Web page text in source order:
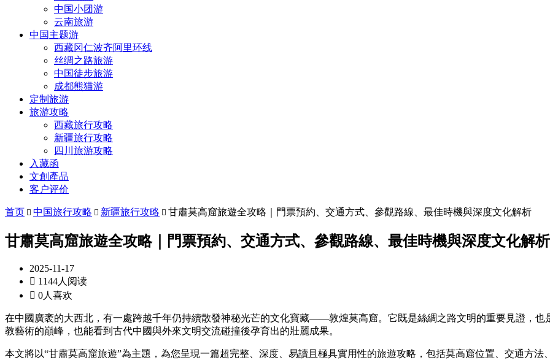
中国小团游
云南旅游
中国主题游
西藏冈仁波齐阿里环线
丝绸之路旅游
中国徒步旅游
成都熊猫游
定制旅游
旅游攻略
西藏旅行攻略
新疆旅行攻略
四川旅游攻略
入藏函
文創產品
客户评价
首页  中国旅行攻略  新疆旅行攻略  甘肅莫高窟旅遊全攻略｜門票預約、交通方式、參觀路線、最佳時機與深度文化解析
甘肅莫高窟旅遊全攻略｜門票預約、交通方式、參觀路線、最佳時機與深度文化解析
2025-11-17
 1144人阅读
 0人喜欢
在中國廣袤的大西北，有一處跨越千年仍持續散發神秘光芒的文化寶藏——敦煌莫高窟。它既是絲綢之路文明的重要見證，
教藝術的巔峰，也能看到古代中國與外來文明交流碰撞後孕育出的壯麗成果。
本文將以“甘肅莫高窟旅遊”為主題，為您呈現一篇超完整、深度、易讀且極具實用性的旅遊攻略，包括莫高窟位置、交通方